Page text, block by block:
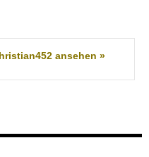
ansehen »